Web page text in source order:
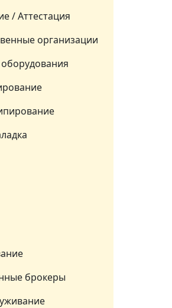
/ Аттестация
организации
брокеры